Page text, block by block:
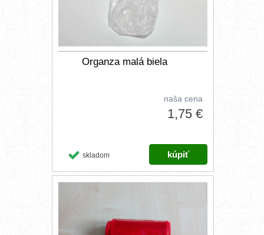
Organza malá biela
naša cena
1,75 €
skladom